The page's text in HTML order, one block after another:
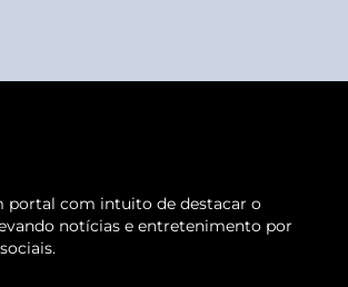
portal com intuito de destacar o
notícias e entretenimento por